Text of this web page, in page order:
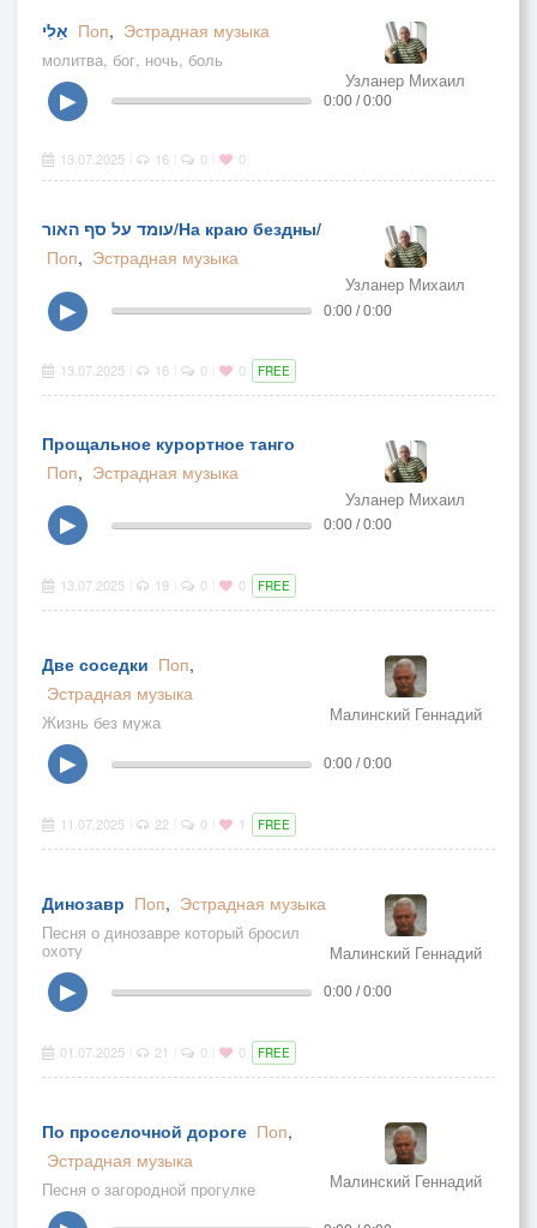
אֵלִי Поп, Эстрадная музыка
молитва, бог, ночь, боль
Узланер Михаил
▶ 0:00 / 0:00
13.07.2025 16 0 0
עומד על סף האור/На краю бездны/
Поп, Эстрадная музыка
Узланер Михаил
▶ 0:00 / 0:00
13.07.2025 16 0 0 FREE
Прощальное курортное танго
Поп, Эстрадная музыка
Узланер Михаил
▶ 0:00 / 0:00
13.07.2025 19 0 0 FREE
Две соседки Поп,
Эстрадная музыка
Жизнь без мужа Малинский Геннадий
▶ 0:00 / 0:00
11.07.2025 22 0 1 FREE
Динозавр Поп, Эстрадная музыка
Песня о динозавре который бросил
охоту Малинский Геннадий
▶ 0:00 / 0:00
01.07.2025 21 0 0 FREE
По проселочной дороге Поп,
Эстрадная музыка
Песня о загородной прогулке Малинский Геннадий